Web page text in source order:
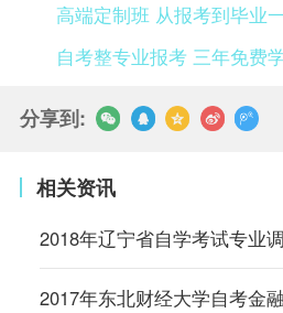
高端定制班 从报考到毕业
自考整专业报考 三年免费
分享到:
相关资讯
2018年辽宁省自学考试专业